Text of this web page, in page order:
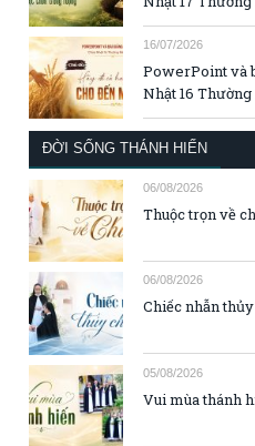
16/07/2026
PowerPoint và
Nhật 16
ĐỜI SỐNG THÁNH HIẾN
06/08/2026
Thuộc trọn về
06/08/2026
Chiếc nhẫn
05/08/2026
Vui mùa thánh